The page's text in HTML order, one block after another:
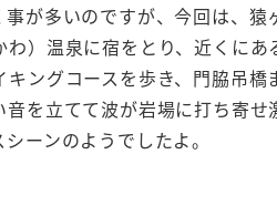
が多いのですが、今回は、
）温泉に宿をとり、近くに
ングコースを歩き、門脇吊
を立てて波が岩場に打ち寄
ーンのようでしたよ。